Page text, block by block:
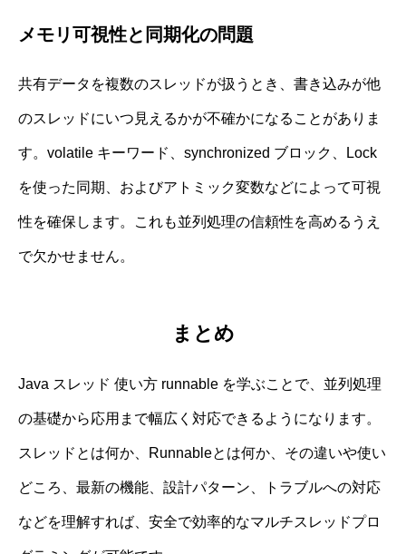
メモリ可視性と同期化の問題
共有データを複数のスレッドが扱うとき、書き込みが他
のスレッドにいつ見えるかが不確かになることがありま
す。volatile キーワード、synchronized ブロック、Lock
を使った同期、およびアトミック変数などによって可視
性を確保します。これも並列処理の信頼性を高めるうえ
で欠かせません。
まとめ
Java スレッド 使い方 runnable を学ぶことで、並列処理
の基礎から応用まで幅広く対応できるようになります。
スレッドとは何か、Runnableとは何か、その違いや使い
どころ、最新の機能、設計パターン、トラブルへの対応
などを理解すれば、安全で効率的なマルチスレッドプロ